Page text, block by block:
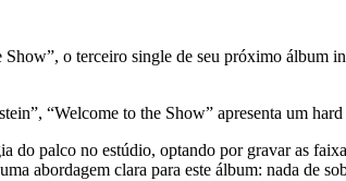
o terceiro single de seu próximo álbum
“Welcome to the Show” apresenta um
palco no estúdio, optando por gravar as
abordagem clara para este álbum: nada de